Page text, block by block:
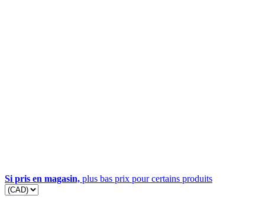
Si pris en magasin, plus bas prix pour certains produits